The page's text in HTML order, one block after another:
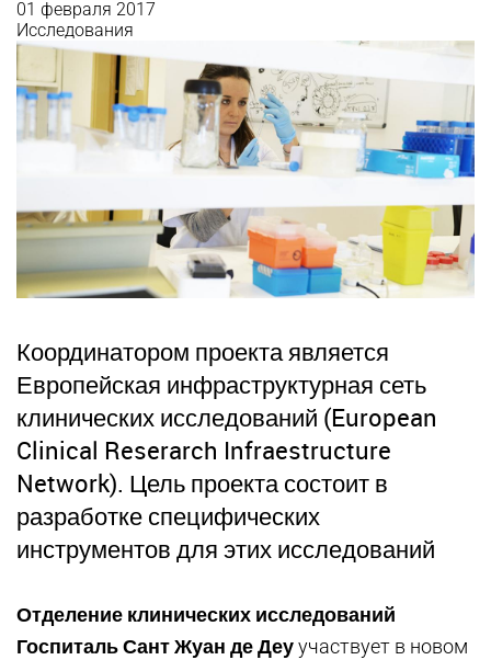
01 февраля 2017
Исследования
Координатором проекта является
Европейская инфраструктурная сеть
клинических исследований (European
Clinical Reserarch Infraestructure
Network). Цель проекта состоит в
разработке специфических
инструментов для этих исследований
Отделение клинических исследований
Госпиталь Сант Жуан де Деуучаствует в новом